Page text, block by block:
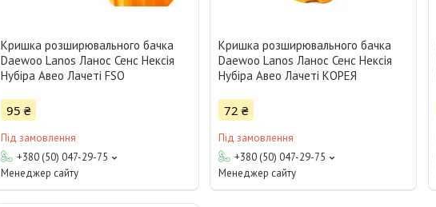
Кришка розширювального бачка
Daewoo Lanos Ланос Сенс Нексія
Нубіра Авео Лачеті FSO
95 ₴
Під замовлення
+380 (50) 047-29-75
Менеджер сайту
Кришка розширювального бачка
Daewoo Lanos Ланос Сенс Нексія
Нубіра Авео Лачеті КОРЕЯ
72 ₴
Під замовлення
+380 (50) 047-29-75
Менеджер сайту